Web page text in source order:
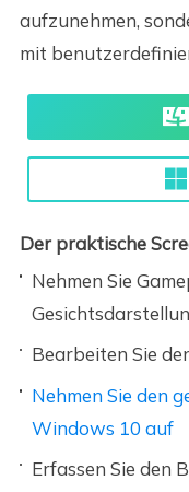
aufzunehmen,
mit
Der praktische
Nehmen Sie
Bearbeiten Sie
Nehmen Sie den
Windows 10 auf
Erfassen Sie den